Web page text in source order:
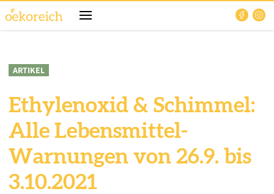
ARTIKEL
Ethylenoxid & Schimmel:
Alle Lebensmittel-
Warnungen von 26.9. bis
3.10.2021